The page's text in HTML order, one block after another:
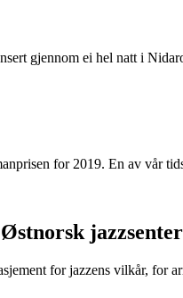
gjennom ei hel natt i
for 2019. En av vår
jazzsenter
for jazzens vilkår, for